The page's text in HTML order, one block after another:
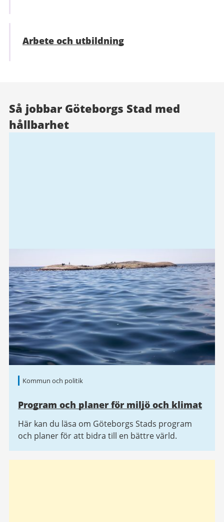
Arbete och utbildning
Så jobbar Göteborgs Stad med
hållbarhet
Kommun och politik
Program och planer för miljö och klimat
Här kan du läsa om Göteborgs Stads program
och planer för att bidra till en bättre värld.